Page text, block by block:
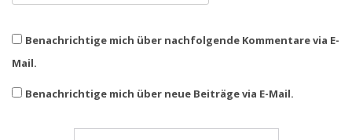
Benachrichtige mich über nachfolgende Kommentare via E-
Mail.
Benachrichtige mich über neue Beiträge via E-Mail.